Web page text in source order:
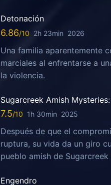
Detonación
6.86 2h 23min 2026
Una familia aparentemente
marciales al enfrentarse a
la violencia.
Sugarcreek Amish
7.5 1h 30min 2025
Después de que el
ruptura, su vida da un giro
pueblo amish de Sugarcreek
Engendro